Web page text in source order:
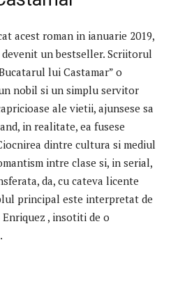
acest roman in ianuarie 2019,
un bestseller. Scriitorul
lui Castamar” o
nobil si un simplu servitor
ale vietii, ajunsese sa
in realitate, ea fusese
dintre cultura si mediul
intre clase si, in serial,
da, cu cateva licente
principal este interpretat de
, insotiti de o